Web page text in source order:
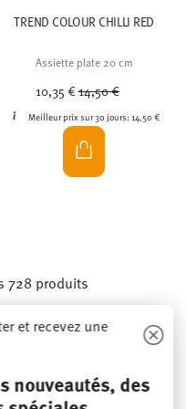
TREND COLOUR CHILLI RED
Assiette plate 20 cm
10,35 €Price reduced from
14,50 €to
Meilleur prix sur 30 jours: 14,50 €
728 produits
et recevez une
nouveautés, des